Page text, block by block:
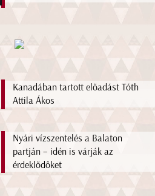
Kanadában tartott előadást Tóth
Attila Ákos
Nyári vízszentelés a Balaton
partján – idén is várják az
érdeklődőket